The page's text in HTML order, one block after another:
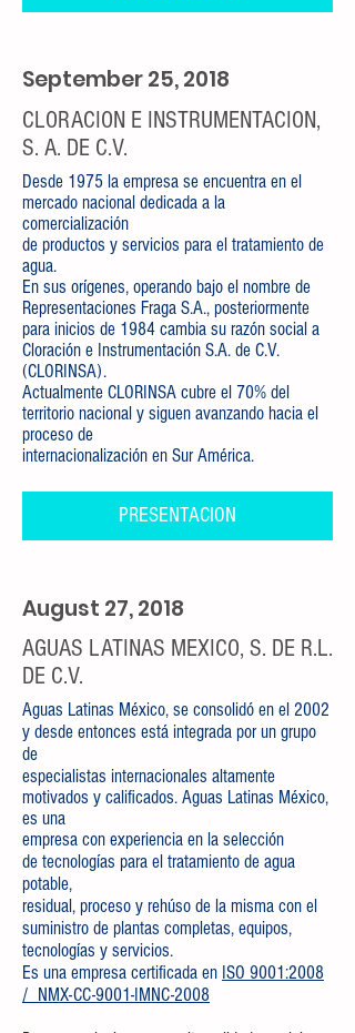
September 25, 2018
CLORACION E INSTRUMENTACION,
S. A. DE C.V.
Desde 1975 la empresa se encuentra en el
mercado nacional dedicada a la
comercialización
de productos y servicios para el tratamiento de
agua.
En sus orígenes, operando bajo el nombre de
Representaciones Fraga S.A., posteriormente
para inicios de 1984 cambia su razón social a
Cloración e Instrumentación S.A. de C.V.
(CLORINSA).
Actualmente CLORINSA cubre el 70% del
territorio nacional y siguen avanzando hacia el
proceso de
internacionalización en Sur América.
PRESENTACION
August 27, 2018
AGUAS LATINAS MEXICO, S. DE R.L.
DE C.V.
Aguas Latinas México, se consolidó en el 2002
y desde entonces está integrada por un grupo
de
especialistas internacionales altamente
motivados y calificados. Aguas Latinas México,
es una
empresa con experiencia en la selección
de tecnologías para el tratamiento de agua
potable,
residual, proceso y rehúso de la misma con el
suministro de plantas completas, equipos,
tecnologías y servicios.
Es una empresa certificada en ISO 9001:2008
/ NMX-CC-9001-IMNC-2008